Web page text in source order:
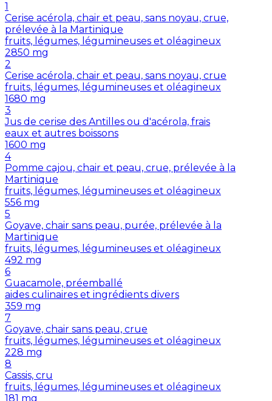
1
Cerise acérola, chair et peau, sans noyau, crue,
prélevée à la Martinique
fruits, légumes, légumineuses et oléagineux
2850 mg
2
Cerise acérola, chair et peau, sans noyau, crue
fruits, légumes, légumineuses et oléagineux
1680 mg
3
Jus de cerise des Antilles ou d'acérola, frais
eaux et autres boissons
1600 mg
4
Pomme cajou, chair et peau, crue, prélevée à la
Martinique
fruits, légumes, légumineuses et oléagineux
556 mg
5
Goyave, chair sans peau, purée, prélevée à la
Martinique
fruits, légumes, légumineuses et oléagineux
492 mg
6
Guacamole, préemballé
aides culinaires et ingrédients divers
359 mg
7
Goyave, chair sans peau, crue
fruits, légumes, légumineuses et oléagineux
228 mg
8
Cassis, cru
fruits, légumes, légumineuses et oléagineux
181 mg